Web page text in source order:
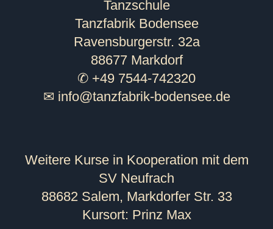
Tanzschule
Tanzfabrik Bodensee
Ravensburgerstr. 32a
88677 Markdorf
✆ +49 7544-742320
✉ info@tanzfabrik-bodensee.de
Weitere Kurse in Kooperation mit dem
SV Neufrach
88682 Salem, Markdorfer Str. 33
Kursort: Prinz Max